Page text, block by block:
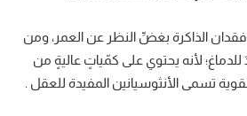
الذاكرة بغضِّ النظر عن العمر، ومن
لأنه يحتوي على كمّياتٍ عاليةٍ من
تسمى الأنثوسيانين المفيدة للعقل .